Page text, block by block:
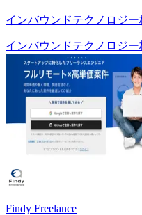
インバウンドテクノロジー
インバウンドテクノロジー
Findy Freelance